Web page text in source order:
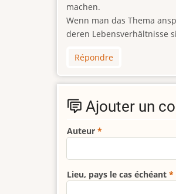
machen.
Wenn man das Thema
deren Lebensverhältnisse
Répondre
Ajouter un
Auteur
Lieu, pays le cas échéant